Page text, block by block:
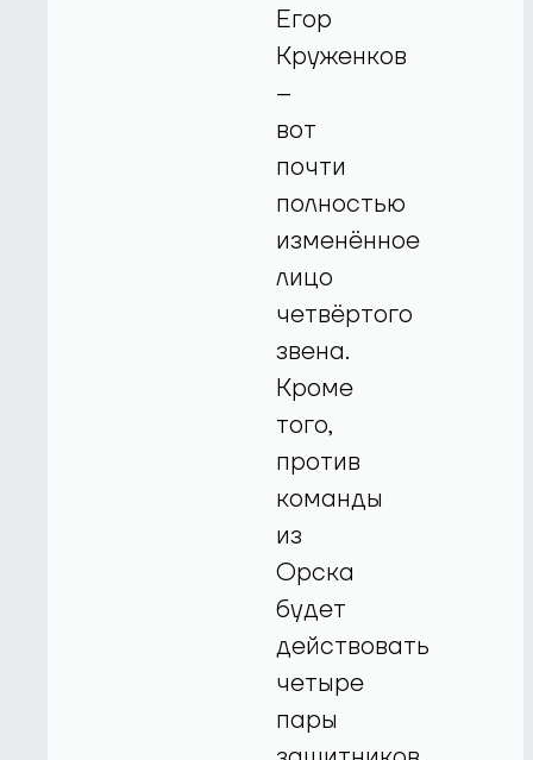
Егор
Круженков
–
вот
почти
полностью
изменённое
лицо
четвёртого
звена.
Кроме
того,
против
команды
из
Орска
будет
действовать
четыре
пары